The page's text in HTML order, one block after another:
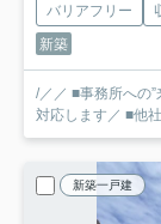
バリアフリー
新築
/／／ ■事務所への
対応します／ ■他
新築一戸建